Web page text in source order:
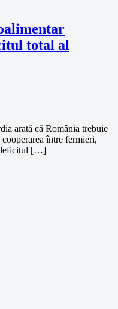
total al
arată că România trebuie
între fermieri,
deficitul […]